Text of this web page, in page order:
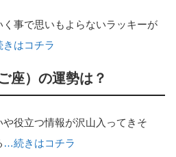
事で思いもよらないラッキーが
はコチラ
座）の運勢は？
役立つ情報が沢山入ってきそ
…続きはコチラ